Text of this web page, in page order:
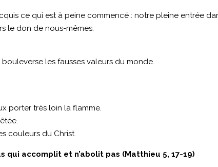
ce qui est à peine commencé : notre pleine entrée
le don de nous-mêmes.
les fausses valeurs du monde.
porter très loin la flamme.
couleurs du Christ.
qui accomplit et n’abolit pas (Matthieu 5, 17-19)